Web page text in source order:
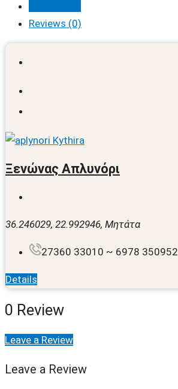
Reviews (0)
Ξενώνας Απλυνόρι
36.246029, 22.992946, Μητάτα
27360 33010 ~ 6978 350952
Details
0 Review
Leave a Review
Leave a Review